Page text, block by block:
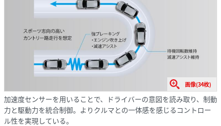
画像(34枚)
加速度センサーを用いることで、ドライバーの意図を読み取り、制動
力と駆動力を統合制御。よりクルマとの一体感を感じるコントロー
ル性を実現している。